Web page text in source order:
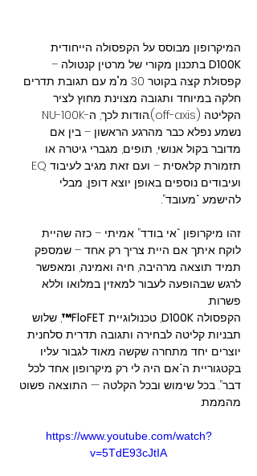
המיקרופון מבוסס על הקפסולה הייחודית
D100K בתכנון מקורי של מרטין קנטולה –
קפסולת קצה בקוטר 30 מ"מ עם תגובת תדרים
חלקה במיוחד ותגובה מצוינת מחוץ לציר
נשמע נפלא כבר מהרגע הראשון – בין אם
מדובר בקול אנושי, תופים, מגברי גיטרה או
ועיבודים נוספים באופן יוצא דופן, מבלי
להישמע “מעובד”.
זהו מיקרופון “אי בודד” אמיתי – כזה שהיית
לוקח איתך אם היית צריך רק אחד – שמספק
תמיד תוצאה מרהיבה, חיה ואמינה, ומאפשר
לרגש שבהופעה לעבור למאזין במלואו וללא
פשרות.
הקפסולה D100K, טכנולוגיית FloFET™ , שלוש
תבניות קליטה לבחירה ותגובה תדרית סלחנית
יוצרים יחד מתחרה שקשה מאוד לגבור עליו
בקטגוריית ה“אם היה לי רק מיקרופון אחד לכל
דבר”. בכל שימוש ובכל הקלטה — התוצאה פשוט
מהממת.
https://www.youtube.com/watch?
v=5TdE93cJtIA